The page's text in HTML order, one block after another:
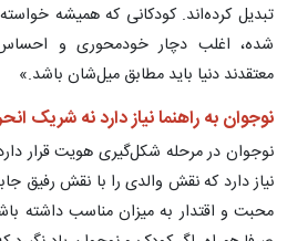
تبدیل کرده‌اند. کودکانی که همیشه
شده، اغلب دچار خودمحوری و
معتقدند دنیا باید مطابق میل‌شان باشد.»
نوجوان به راهنما نیاز دارد نه شریک
نوجوان در مرحله شکل‌گیری هویت قرار
نیاز دارد که نقش والدی را با نقش رفیق
محبت و اقتدار به میزان مناسب داشته